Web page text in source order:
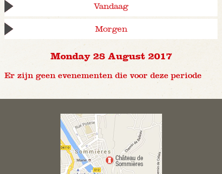
Vandaag
Morgen
Monday 28 August 2017
Er zijn geen evenementen die voor deze periode